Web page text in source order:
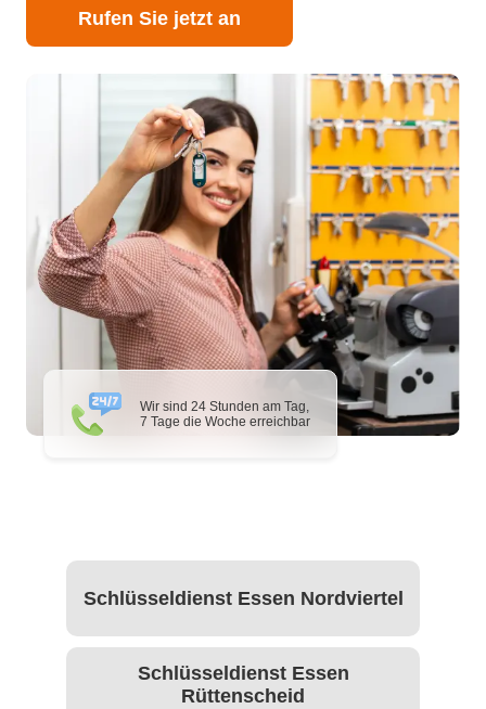
Wir sind 24 Stunden am Tag,
7 Tage die Woche erreichbar
Rufen Sie jetzt an
Schlüsseldienst Essen Nordviertel
Schlüsseldienst Essen
Rüttenscheid